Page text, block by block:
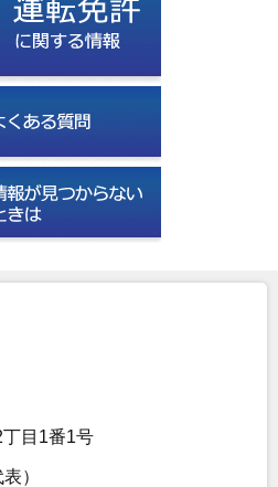
目1番1号
表）